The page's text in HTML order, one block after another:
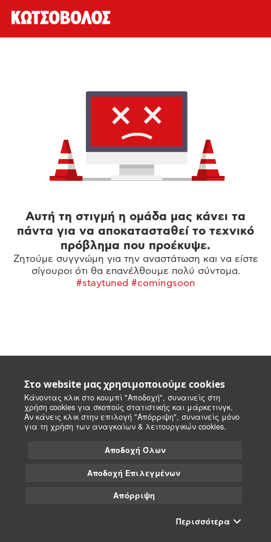
Στο website μας χρησιμοποιούμε cookies
Κάνοντας κλικ στο κουμπί "Αποδοχή", συναινείς στη
χρήση cookies για σκοπούς στατιστικής και μάρκετινγκ.
Αν κάνεις κλικ στην επιλογή "Απόρριψη", συναινείς μόνο
για τη χρήση των αναγκαίων & λειτουργικών cookies.
Αποδοχή Όλων
Αποδοχή Επιλεγμένων
Απόρριψη
Περισσότερα
Αυτή τη στιγμή η ομάδα μας κάνει τα
πάντα για να αποκατασταθεί το τεχνικό
πρόβλημα που προέκυψε.
Ζητούμε συγγνώμη για την αναστάτωση και να είστε
σίγουροι ότι θα επανέλθουμε πολύ σύντομα.
#staytuned #comingsoon